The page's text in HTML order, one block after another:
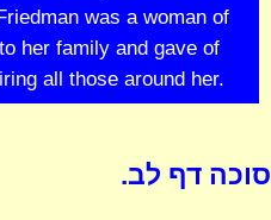
was a woman of
her family and gave of
all those around her.
סוכה דף לב.